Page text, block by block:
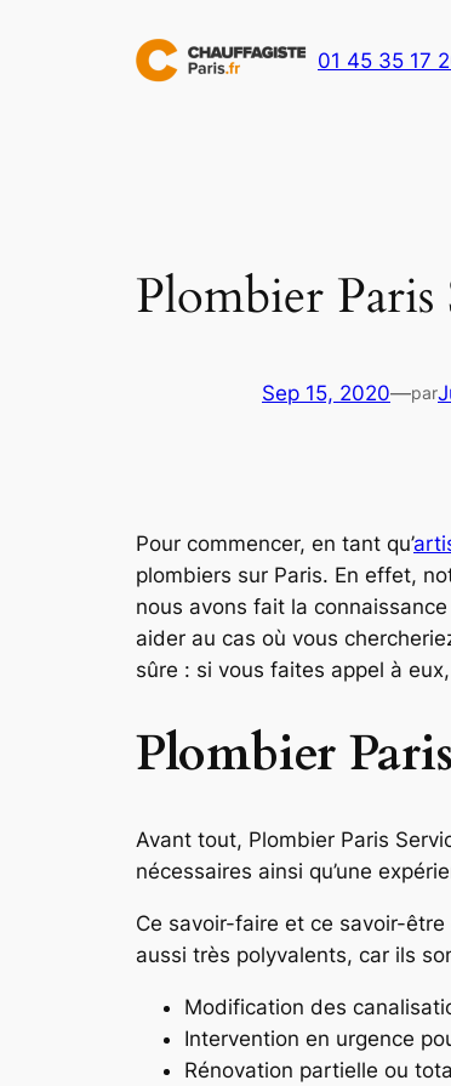
01 45 35 17
Plombier Paris
Sep 15, 2020—par
Pour commencer, en tant qu’
plombiers sur Paris. En effet,
nous avons fait la connaissance
aider au cas où vous
sûre : si vous faites appel à
Plombier
Avant tout, Plombier Paris
nécessaires ainsi qu’une
Ce savoir-faire et ce savoir-être
aussi très polyvalents, car ils
Modification des
Intervention en urgence
Rénovation partielle ou